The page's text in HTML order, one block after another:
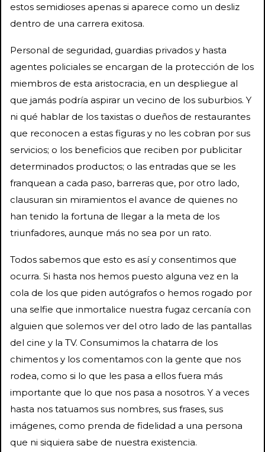
estos semidioses apenas si aparece como un desliz
dentro de una carrera exitosa.
Personal de seguridad, guardias privados y hasta
agentes policiales se encargan de la protección de los
miembros de esta aristocracia, en un despliegue al
que jamás podría aspirar un vecino de los suburbios. Y
ni qué hablar de los taxistas o dueños de restaurantes
que reconocen a estas figuras y no les cobran por sus
servicios; o los beneficios que reciben por publicitar
determinados productos; o las entradas que se les
franquean a cada paso, barreras que, por otro lado,
clausuran sin miramientos el avance de quienes no
han tenido la fortuna de llegar a la meta de los
triunfadores, aunque más no sea por un rato.
Todos sabemos que esto es así y consentimos que
ocurra. Si hasta nos hemos puesto alguna vez en la
cola de los que piden autógrafos o hemos rogado por
una selfie que inmortalice nuestra fugaz cercanía con
alguien que solemos ver del otro lado de las pantallas
del cine y la TV. Consumimos la chatarra de los
chimentos y los comentamos con la gente que nos
rodea, como si lo que les pasa a ellos fuera más
importante que lo que nos pasa a nosotros. Y a veces
hasta nos tatuamos sus nombres, sus frases, sus
imágenes, como prenda de fidelidad a una persona
que ni siquiera sabe de nuestra existencia.